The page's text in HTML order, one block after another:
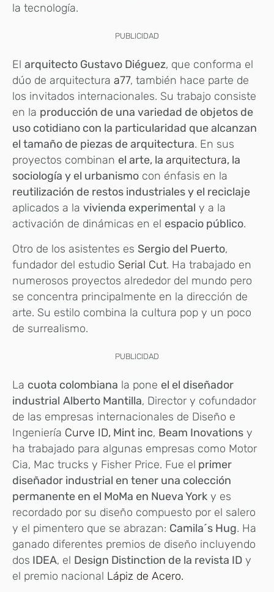
la tecnología.
PUBLICIDAD
El arquitecto Gustavo Diéguez, que conforma el
dúo de arquitectura a77, también hace parte de
los invitados internacionales. Su trabajo consiste
en la producción de una variedad de objetos de
uso cotidiano con la particularidad que alcanzan
el tamaño de piezas de arquitectura. En sus
proyectos combinan el arte, la arquitectura, la
sociología y el urbanismo con énfasis en la
reutilización de restos industriales y el reciclaje
aplicados a la vivienda experimental y a la
activación de dinámicas en el espacio público.
Otro de los asistentes es Sergio del Puerto,
fundador del estudio Serial Cut. Ha trabajado en
numerosos proyectos alrededor del mundo pero
se concentra principalmente en la dirección de
arte. Su estilo combina la cultura pop y un poco
de surrealismo.
PUBLICIDAD
La cuota colombiana la pone el el diseñador
industrial Alberto Mantilla, Director y cofundador
de las empresas internacionales de Diseño e
Ingeniería Curve ID, Mint inc, Beam Inovations y
ha trabajado para algunas empresas como Motor
Cia, Mac trucks y Fisher Price. Fue el primer
diseñador industrial en tener una colección
permanente en el MoMa en Nueva York y es
recordado por su diseño compuesto por el salero
y el pimentero que se abrazan: Camila´s Hug. Ha
ganado diferentes premios de diseño incluyendo
dos IDEA, el Design Distinction de la revista ID y
el premio nacional Lápiz de Acero.